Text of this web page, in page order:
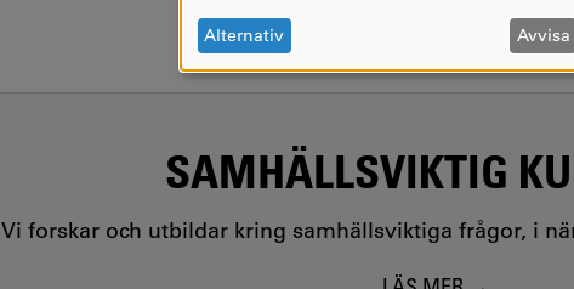
SAMHÄLLSVIKTIG
Vi forskar och utbildar kring samhällsviktiga frågor, i
OCH
COOKIES
Alternativ Avvisa